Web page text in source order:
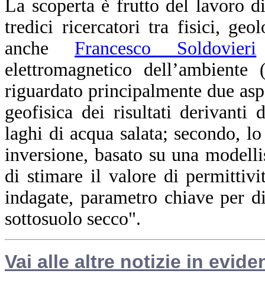
La scoperta è frutto del lavoro
tredici ricercatori tra fisici,
anche Francesco Soldovieri
elettromagnetico
riguardato principalmente due
geofisica dei risultati derivanti
laghi di acqua salata; secondo,
inversione, basato su una
di stimare il valore di
indagate, parametro chiave per
sottosuolo secco".
Vai alle altre notizie in